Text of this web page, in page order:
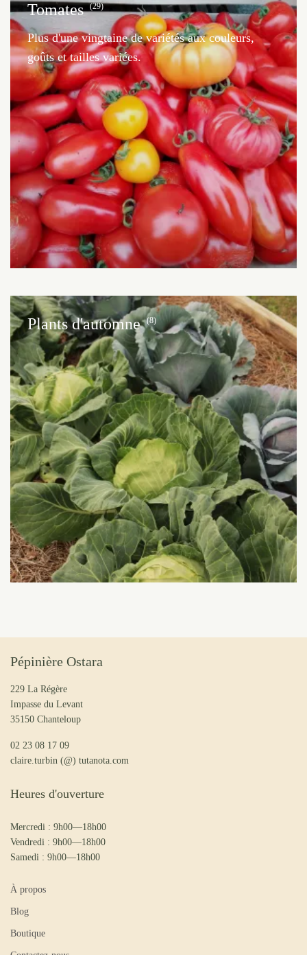
Tomates (29)
Plus d'une vingtaine de variétés aux couleurs,
goûts et tailles variées.
Plants d'automne (8)
Pépinière Ostara
229 La Régère
Impasse du Levant
35150 Chanteloup
02 23 08 17 09
claire.turbin (@) tutanota.com
Heures d'ouverture
Mercredi : 9h00—18h00
Vendredi : 9h00—18h00
Samedi : 9h00—18h00
À propos
Blog
Boutique